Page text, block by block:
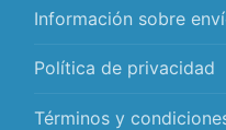
Información sobre
Política de privacidad
Términos y